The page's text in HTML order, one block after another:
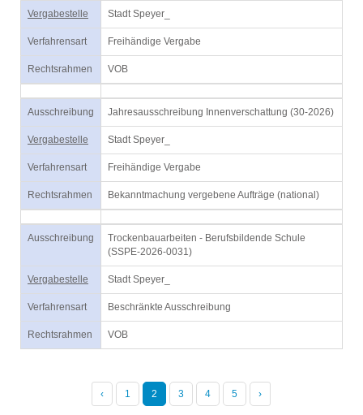
Vergabestelle Stadt Speyer_
Verfahrensart Freihändige Vergabe
Rechtsrahmen VOB
Ausschreibung Jahresausschreibung Innenverschattung (30-2026)
Vergabestelle Stadt Speyer_
Verfahrensart Freihändige Vergabe
Rechtsrahmen Bekanntmachung vergebene Aufträge (national)
Ausschreibung
Trockenbauarbeiten - Berufsbildende Schule
(SSPE-2026-0031)
Vergabestelle Stadt Speyer_
Verfahrensart Beschränkte Ausschreibung
Rechtsrahmen VOB
‹ 1 2 3 4 5 ›